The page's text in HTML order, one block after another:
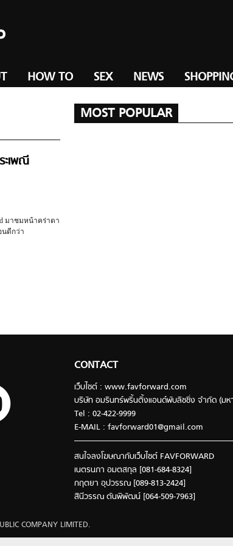
HOW TO SEX NEWS
ะเพณี
มาชมหน้าคร่าตา
นดีกว่า
MOST POPULAR
CONTACT
เว็บไซต์ : www.favforward.com
บริษัท อมรินทร์พริ้นติ้งแอนด์พับลิชชิ่ง จำกัด (มห
Tel : 02-422-9999
E-MAIL : favforward01@gmail.com
สนใจลงโฆษณากับเว็บไซต์ FAVFORWARD
เนตรนภา อมตสกุล [081-684-8324]
กฤตยา อุปวรรณ [089-813-2424]
สินีวรรณ ตันพิพัฒน์ [064-509-7963]
COMPANY LIMITED.